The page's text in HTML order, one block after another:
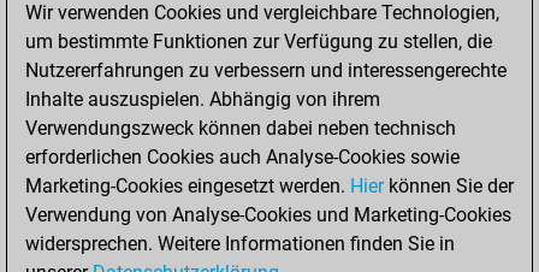
Dienstag, Juni 20,
2023
You created
your Studies account
Studies
Freitag,
April 7, 2023
Wir verwenden Cookies und vergleichbare Technologien,
um bestimmte Funktionen zur Verfügung zu stellen, die
Nutzererfahrungen zu verbessern und interessengerechte
Inhalte auszuspielen. Abhängig von ihrem
Verwendungszweck können dabei neben technisch
erforderlichen Cookies auch Analyse-Cookies sowie
Marketing-Cookies eingesetzt werden. Hierkönnen Sie der
Verwendung von Analyse-Cookies und Marketing-Cookies
widersprechen. Weitere Informationen finden Sie in